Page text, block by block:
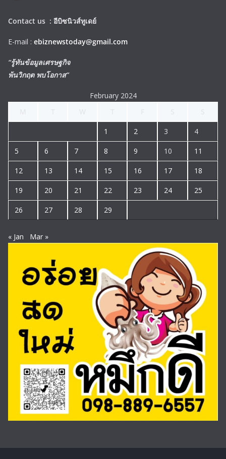
Contact us : อีบิซนิวส์ทูเดย์
E-mail : ebiznewstoday@gmail.com
“รู้ทันข้อมูลเศรษฐกิจ
พ้นวิกฤต พบโอกาส”
February 2024
1 2 3 4
5 6 7 8 9 10 11
12 13 14 15 16 17 18
19 20 21 22 23 24 25
26 27 28 29
« Jan Mar »